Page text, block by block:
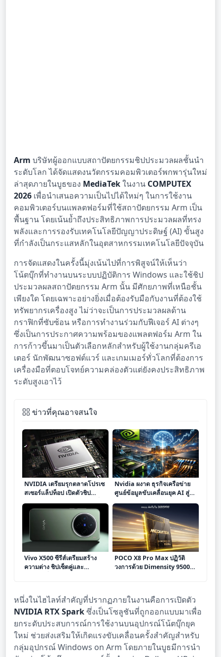
Arm บริษัทผู้ออกแบบสถาปัตยกรรมชิปประมวลผลชั้นนำ
ระดับโลก ได้จัดแสดงนวัตกรรมคอมพิวเตอร์พกพารุ่นใหม่
ล่าสุดภายในบูธของ MediaTekในงาน COMPUTEX
2026 เพื่อนำเสนอความเป็นไปได้ใหม่ๆ ในการใช้งาน
คอมพิวเตอร์บนแพลตฟอร์มที่ใช้สถาปัตยกรรม Arm เป็น
พื้นฐาน โดยเน้นย้ำถึงประสิทธิภาพการประมวลผลที่ทรง
พลังและการรองรับเทคโนโลยีปัญญาประดิษฐ์ (AI) ขั้นสูง
ที่กำลังเป็นกระแสหลักในอุตสาหกรรมเทคโนโลยีปัจจุบัน
การจัดแสดงในครั้งนี้มุ่งเน้นไปที่การพิสูจน์ให้เห็นว่า
โน้ตบุ๊กที่ทำงานบนระบบปฏิบัติการ Windows และใช้ชิป
ประมวลผลสถาปัตยกรรม Arm นั้น มีศักยภาพที่เหนือชั้น
เพียงใด โดยเฉพาะอย่างยิ่งเมื่อต้องรับมือกับงานที่ต้องใช้
ทรัพยากรเครื่องสูง ไม่ว่าจะเป็นการประมวลผลด้าน
กราฟิกที่ซับซ้อน หรือการทำงานร่วมกับฟีเจอร์ AI ต่างๆ
ซึ่งเป็นการประกาศความพร้อมของแพลตฟอร์ม Arm ใน
การก้าวขึ้นมาเป็นตัวเลือกหลักสำหรับผู้ใช้งานกลุ่มครีเอ
เตอร์ นักพัฒนาซอฟต์แวร์ และเกมเมอร์ทั่วโลกที่ต้องการ
เครื่องมือที่ตอบโจทย์ความคล่องตัวแต่ยังคงประสิทธิภาพ
ระดับสูงเอาไว้
ข่าวที่คุณอาจสนใจ
NVIDIA เตรียมรุกตลาดโปรเซ
สเซอร์แล็ปท็อป เปิดตัวชิป
Arm-based N1 และ N1X ที่
Computex 2026
Nvidia ผงาด ธุรกิจเครือข่าย
ศูนย์ข้อมูลขับเคลื่อนยุค AI สู่จุด
สูงสุด
Vivo X500 ซีรีส์เตรียมสร้าง
ความต่าง ชิปเซ็ตคู่และ
POCO X8 Pro Max ปฏิวัติ
วงการด้วย Dimensity 9500s
หนึ่งในไฮไลท์สำคัญที่ปรากฏภายในงานคือการเปิดตัว
NVIDIA RTX Sparkซึ่งเป็นโซลูชันที่ถูกออกแบบมาเพื่อ
ยกระดับประสบการณ์การใช้งานบนอุปกรณ์โน้ตบุ๊กยุค
ใหม่ ช่วยส่งเสริมให้เกิดแรงขับเคลื่อนครั้งสำคัญสำหรับ
กลุ่มอุปกรณ์ Windows on Arm โดยภายในบูธมีการนำ